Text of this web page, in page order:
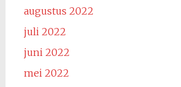
augustus 2022
juli 2022
juni 2022
mei 2022